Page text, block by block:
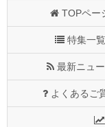
TOPペー
特集一覧
最新ニュ
よくあるご